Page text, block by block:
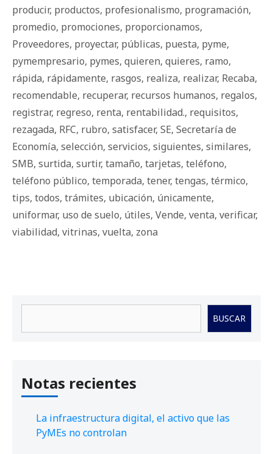
producir, productos, profesionalismo, programación,
promedio, promociones, proporcionamos,
Proveedores, proyectar, públicas, puesta, pyme,
pymempresario, pymes, quieren, quieres, ramo,
rápida, rápidamente, rasgos, realiza, realizar, Recaba,
recomendable, recuperar, recursos humanos, regalos,
registrar, regreso, renta, rentabilidad., requisitos,
rezagada, RFC, rubro, satisfacer, SE, Secretaría de
Economía, selección, servicios, siguientes, similares,
SMB, surtida, surtir, tamaño, tarjetas, teléfono,
teléfono público, temporada, tener, tengas, térmico,
tips, todos, trámites, ubicación, únicamente,
uniformar, uso de suelo, útiles, Vende, venta, verificar,
viabilidad, vitrinas, vuelta, zona
BUSCAR
Notas recientes
La infraestructura digital, el activo que las
PyMEs no controlan